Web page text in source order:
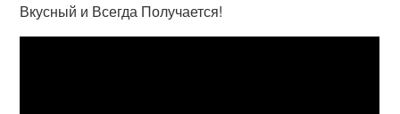
Вкусный и Всегда Получается!